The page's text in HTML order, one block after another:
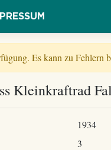
Es kann zu
Kleinkraftrad
1934
3